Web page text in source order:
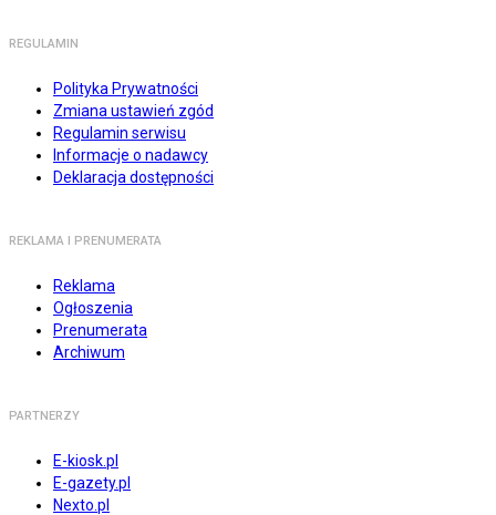
REGULAMIN
Polityka Prywatności
Zmiana ustawień zgód
Regulamin serwisu
Informacje o nadawcy
Deklaracja dostępności
REKLAMA I PRENUMERATA
Reklama
Ogłoszenia
Prenumerata
Archiwum
PARTNERZY
E-kiosk.pl
E-gazety.pl
Nexto.pl